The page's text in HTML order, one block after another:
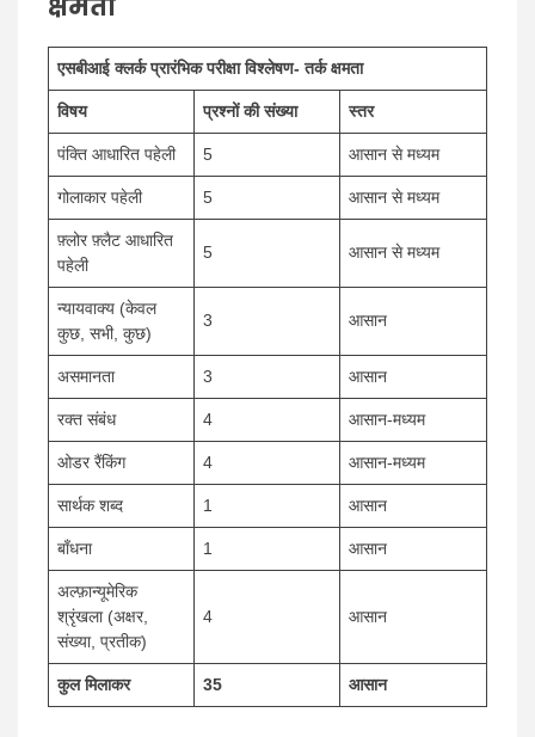
क्षमता
एसबीआई क्लर्क प्रारंभिक परीक्षा विश्लेषण- तर्क क्षमता
विषय प्रश्नों की संख्या स्तर
पंक्ति आधारित पहेली 5 आसान से मध्यम
गोलाकार पहेली 5 आसान से मध्यम
फ़्लोर फ़्लैट आधारित
पहेली
5 आसान से मध्यम
न्यायवाक्य (केवल
कुछ, सभी, कुछ)
3 आसान
असमानता 3 आसान
रक्त संबंध 4 आसान-मध्यम
ओडर रैंकिंग 4 आसान-मध्यम
सार्थक शब्द 1 आसान
बाँधना 1 आसान
अल्फ़ान्यूमेरिक
श्रृंखला (अक्षर,
संख्या, प्रतीक)
4 आसान
कुल मिलाकर 35 आसान